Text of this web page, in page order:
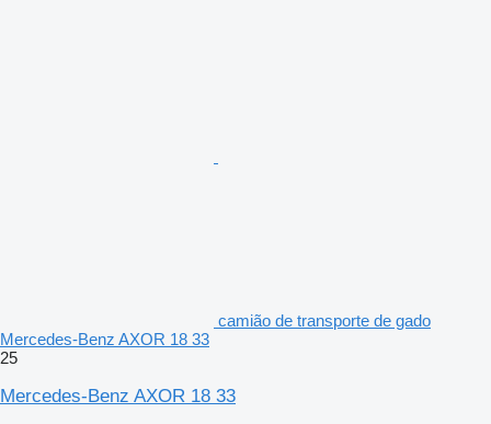
camião de transporte de gado
Mercedes-Benz AXOR 18 33
25
Mercedes-Benz AXOR 18 33